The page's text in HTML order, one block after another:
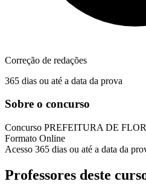
Correção de redações
365 dias ou até a data da prova
Sobre o concurso
Concurso PREFEITURA DE
Formato Online
Acesso 365 dias ou até a data da
Professores deste